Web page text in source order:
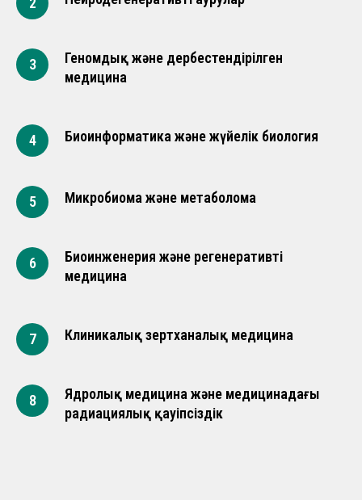
3
Геномдық және дербестендірілген
медицина
4 Биоинформатика және жүйелік биология
5 Микробиома және метаболома
6
Биоинженерия және регенеративті
медицина
7 Клиникалық зертханалық медицина
8
Ядролық медицина және медицинадағы
радиациялық қауіпсіздік